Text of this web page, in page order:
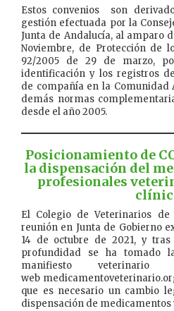
Estos convenios son
gestión efectuada por la
Junta de Andalucía, al amparo
Noviembre, de Protección de
92/2005 de 29 de marzo,
identificación y los registros
de compañía en la Comunidad
demás normas
desde el año 2005.
Posicionamiento de
la dispensación del
profesionales
El Colegio de Veterinarios
reunión en Junta de Gobierno
14 de octubre de 2021, y
profundidad se ha tomado
manifiesto
web
que es necesario un cambio
dispensación de